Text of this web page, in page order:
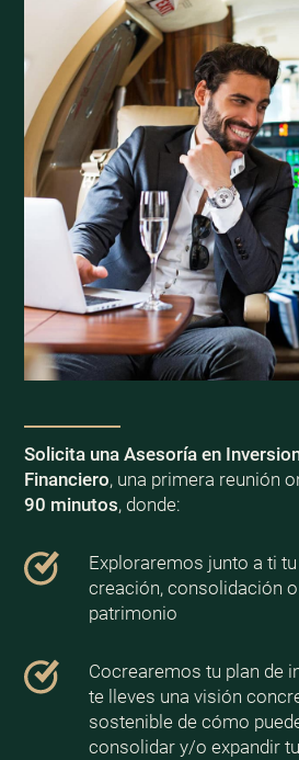
Solicita una Asesoría en
Financiero, una primera reunión
90 minutos, donde:
Exploraremos junto a ti
creación, consolidación
patrimonio
Cocrearemos tu plan de
te lleves una visión
sostenible de cómo
consolidar y/o expandir